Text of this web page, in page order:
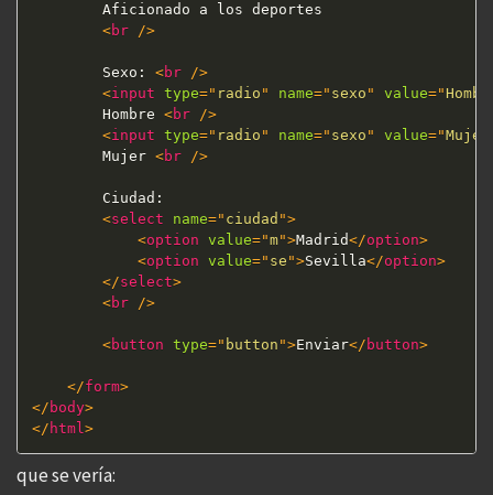
        Aficionado a los deportes
<br />
        Sexo:
<br />
<input type=" radio " name=" sexo " value="
        Hombre
<br />
<input type=" radio " name=" sexo " value="Mujer
        Mujer
<br />
        Ciudad:
<select name=" ciudad ">
<option value="m">Madrid</option>
<option value=" se ">Sevilla</option>
</select>
<br />
<button type=" button ">Enviar</ button>
</form>
</ body>
</ html>
que se vería: